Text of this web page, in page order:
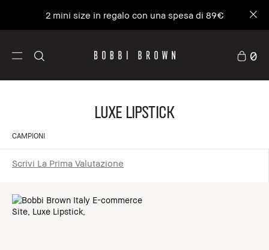
2 mini size in regalo con una spesa di 89€
0
Luxe Lipstick
CAMPIONI
Scrivi La Prima Valutazione